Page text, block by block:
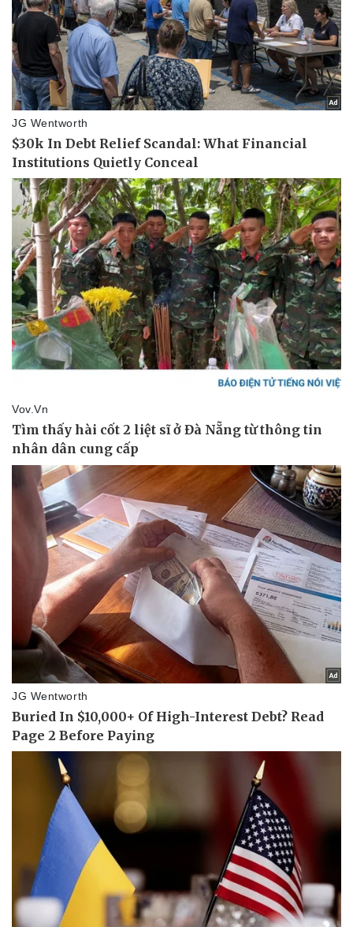
Pháp luật
Vụ án
Tin nóng
Quân sự - Quốc phòng
Việt Nam
Thể thao
Lịch thi đấu bóng đá
Thế giới thể thao
eSports
Hậu trường